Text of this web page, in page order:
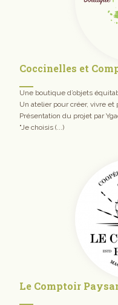
Coccinelles et
Une boutique d’objets
Un atelier pour créer, vivre et
Présentation du projet par
"Je choisis (...)
Le Comptoir